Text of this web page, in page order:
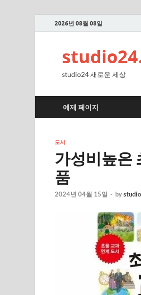
2026년 08월 08일
studio24 새로운 세상
예제 페이지
도서
가성비높은
품
2024년 04월 15일 - by